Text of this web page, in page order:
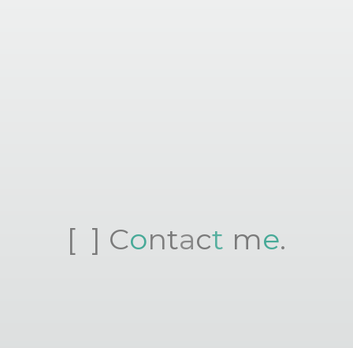
[ ] Contact me.